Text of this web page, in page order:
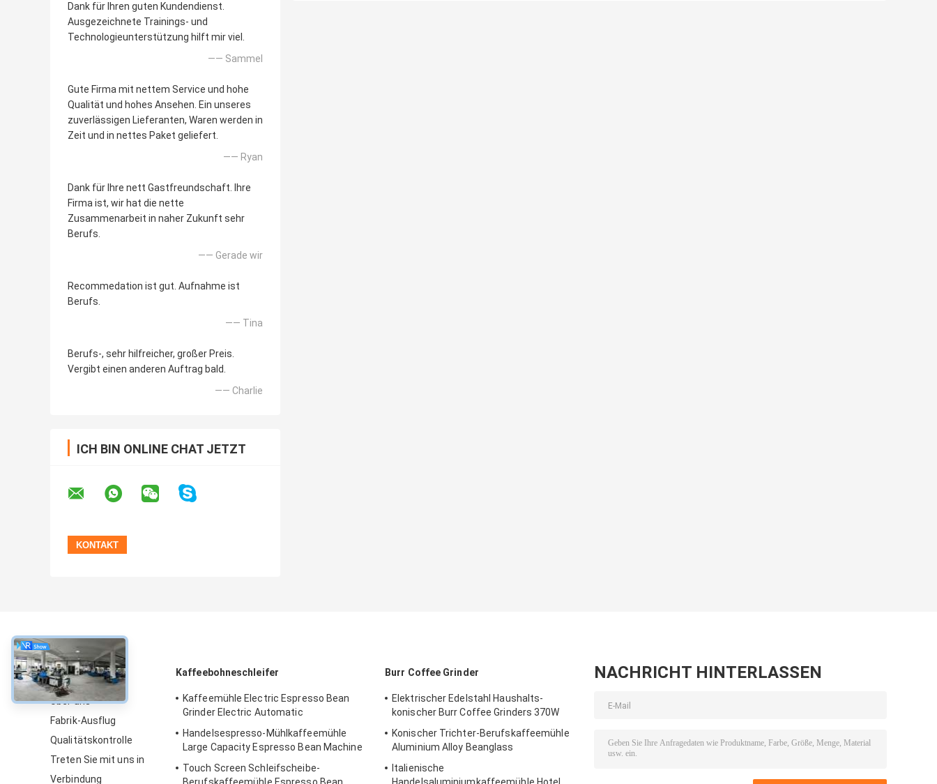
Dank für Ihren guten Kundendienst.
Ausgezeichnete Trainings- und
Technologieunterstützung hilft mir viel.
—— Sammel
Gute Firma mit nettem Service und hohe
Qualität und hohes Ansehen. Ein unseres
zuverlässigen Lieferanten, Waren werden in
Zeit und in nettes Paket geliefert.
—— Ryan
Dank für Ihre nett Gastfreundschaft. Ihre
Firma ist, wir hat die nette
Zusammenarbeit in naher Zukunft sehr
Berufs.
—— Gerade wir
Recommedation ist gut. Aufnahme ist
Berufs.
—— Tina
Berufs-, sehr hilfreicher, großer Preis.
Vergibt einen anderen Auftrag bald.
—— Charlie
ICH BIN ONLINE CHAT JETZT
über
Über uns
Fabrik-Ausflug
Qualitätskontrolle
Treten Sie mit uns in
Verbindung
Kaffeebohneschleifer
Kaffeemühle Electric Espresso Bean
Grinder Electric Automatic
Handelsespresso-Mühlkaffeemühle
Large Capacity Espresso Bean Machine
Touch Screen Schleifscheibe-
Burr Coffee Grinder
Elektrischer Edelstahl Haushalts-
konischer Burr Coffee Grinders 370W
Konischer Trichter-Berufskaffeemühle
Aluminium Alloy Beanglass
Italienische
NACHRICHT HINTERLASSEN